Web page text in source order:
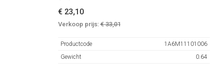
€ 23,10
Verkoop prijs:€ 33,01
Productcode
1A6M11101006
Gewicht
0.64